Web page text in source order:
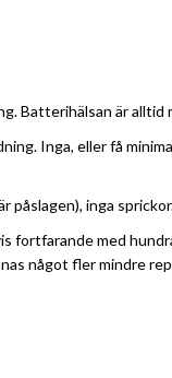
Batterihälsan är alltid
Inga, eller få
påslagen), inga
fortfarande med
något fler mindre